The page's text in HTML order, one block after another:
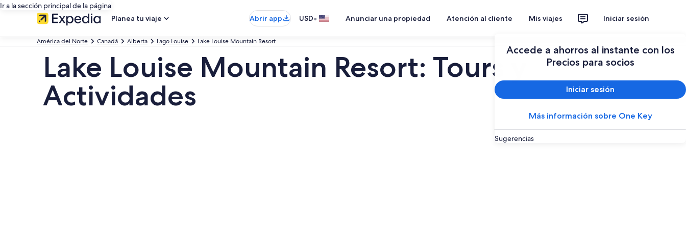
Ir a la sección principal de la página
Planea tu viaje
Abrir app USD• Anunciar una propiedad Atención al cliente Mis viajes Iniciar sesión
Accede a ahorros al instante con los
Precios para socios
Iniciar sesión
Más información sobre One Key
Sugerencias
América del Norte Canadá Alberta Lago Louise Lake Louise Mountain Resort
Lake Louise Mountain Resort: Tours y
Actividades